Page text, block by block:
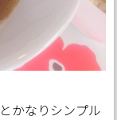
かなりシンプル